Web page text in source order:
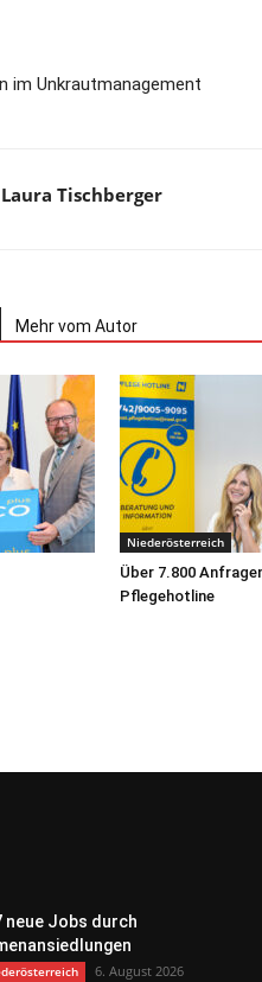
im Unkrautmanagement
Laura Tischberger
Mehr vom Autor
Niederösterreich
Über 7.800
Pflegehotline
neue Jobs durch
6. August 2026